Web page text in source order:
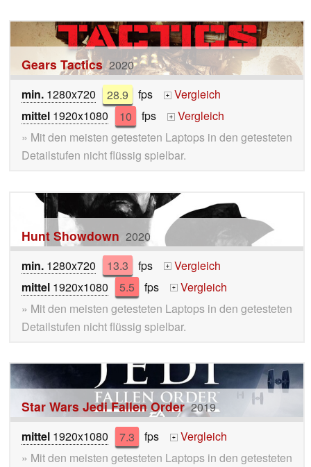
Gears Tactics 2020
min. 1280x720 28.9 fps +
Vergleich
mittel 1920x1080 10 fps +
Vergleich
» Mit den meisten getesteten Laptops in den getesteten
Detailstufen nicht flüssig spielbar.
Hunt Showdown 2020
min. 1280x720 13.3 fps +
Vergleich
mittel 1920x1080 5.5 fps +
Vergleich
» Mit den meisten getesteten Laptops in den getesteten
Detailstufen nicht flüssig spielbar.
Star Wars Jedi Fallen Order 2019
mittel 1920x1080 7.3 fps +
Vergleich
» Mit den meisten getesteten Laptops in den getesteten